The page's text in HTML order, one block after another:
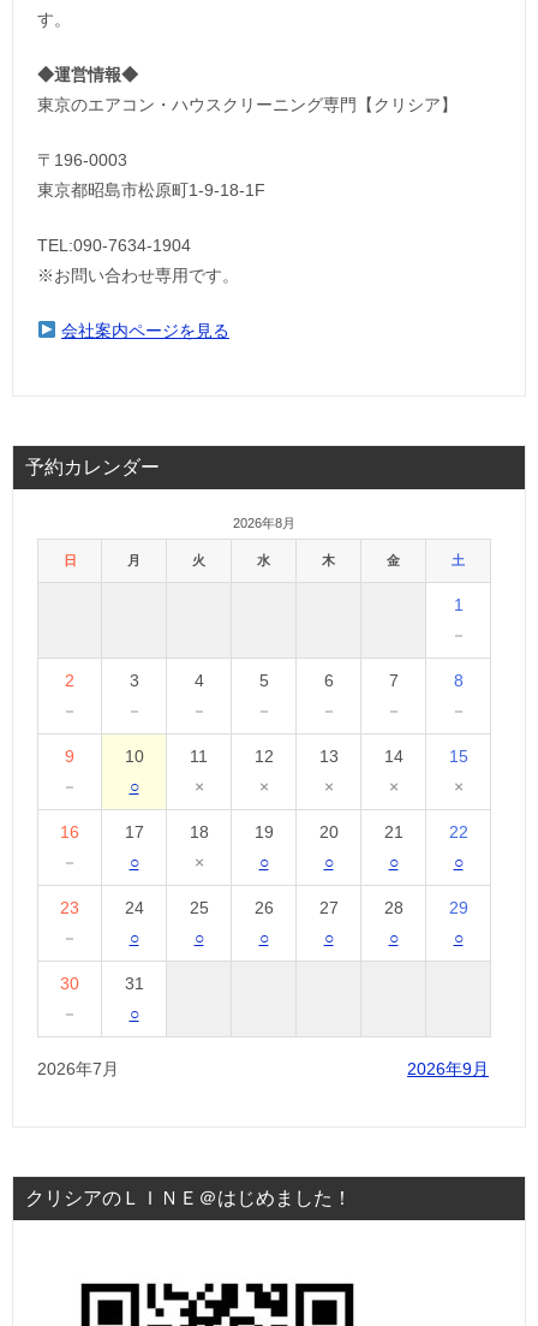
す。
◆運営情報◆
東京のエアコン・ハウスクリーニング専門【クリシア】
〒196-0003
東京都昭島市松原町1-9‐18‐1F
TEL:090-7634-1904
※お問い合わせ専用です。
会社案内ページを見る
予約カレンダー
2026年8月
日 月 火 水 木 金 土
1
－
2
－
3
－
4
－
5
－
6
－
7
－
8
－
9
－
10
○
11
×
12
×
13
×
14
×
15
×
16
－
17
○
18
×
19
○
20
○
21
○
22
○
23
－
24
○
25
○
26
○
27
○
28
○
29
○
30
－
31
○
2026年7月 2026年9月
クリシアのＬＩＮＥ＠はじめました！